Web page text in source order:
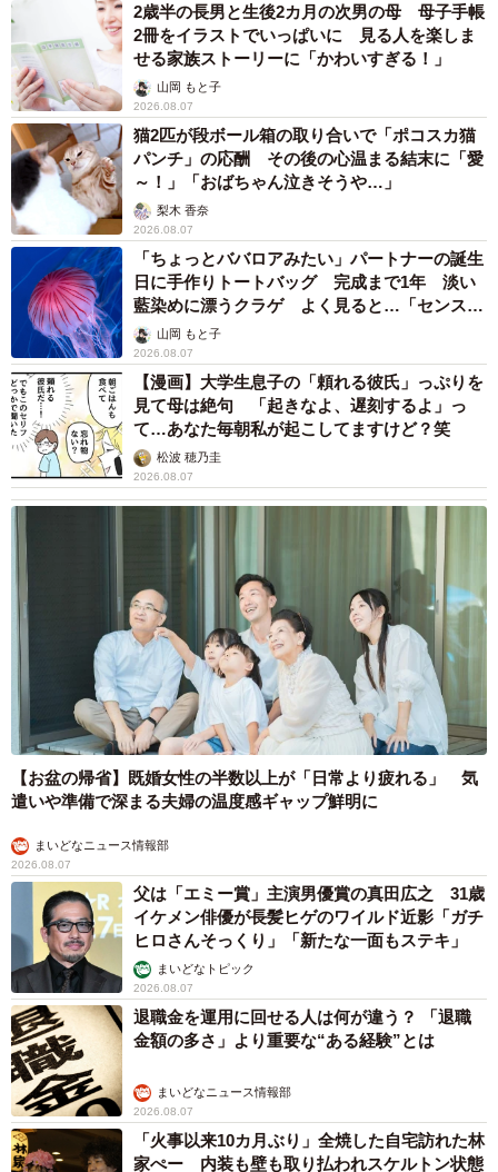
2歳半の長男と生後2カ月の次男の母 母子手帳
2冊をイラストでいっぱいに 見る人を楽しま
せる家族ストーリーに「かわいすぎる！」
山岡 もと子
2026.08.07
猫2匹が段ボール箱の取り合いで「ポコスカ猫
パンチ」の応酬 その後の心温まる結末に「愛
～！」「おばちゃん泣きそうや…」
梨木 香奈
2026.08.07
「ちょっとババロアみたい」パートナーの誕生
日に手作りトートバッグ 完成まで1年 淡い
藍染めに漂うクラゲ よく見ると…「センスす
ごい」山岡 もと子
2026.08.07
【漫画】大学生息子の「頼れる彼氏」っぷりを
見て母は絶句 「起きなよ、遅刻するよ」っ
て…あなた毎朝私が起こしてますけど？笑
松波 穂乃圭
2026.08.07
【お盆の帰省】既婚女性の半数以上が「日常より疲れる」 気
遣いや準備で深まる夫婦の温度感ギャップ鮮明に
まいどなニュース情報部
2026.08.07
父は「エミー賞」主演男優賞の真田広之 31歳
イケメン俳優が長髪ヒゲのワイルド近影「ガチ
ヒロさんそっくり」「新たな一面もステキ」
まいどなトピック
2026.08.07
退職金を運用に回せる人は何が違う？ 「退職
金額の多さ」より重要な“ある経験”とは
まいどなニュース情報部
2026.08.07
「火事以来10カ月ぶり」全焼した自宅訪れた林
家ぺー 内装も壁も取り払われスケルトン状態